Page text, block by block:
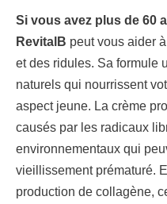
Si vous avez plus de 60
RevitalB peut vous aider
et des ridules. Sa formule
naturels qui nourrissent
aspect jeune. La crème
causés par les radicaux
environnementaux qui
vieillissement prématuré.
production de collagène,